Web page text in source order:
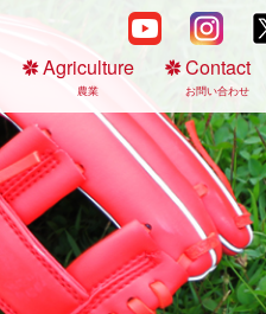
Agriculture
農業
Contact
お問い合わせ